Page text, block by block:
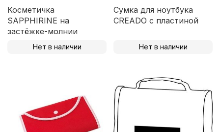
Косметичка
SAPPHIRINE на
застёжке-молнии
Нет в наличии
Сумка для ноутбука
CREADO с пластиной
Нет в наличии